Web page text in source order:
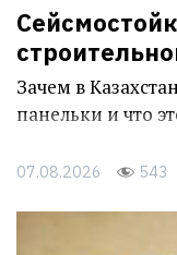
Зачем в
панельки и что
07.08.2026 543